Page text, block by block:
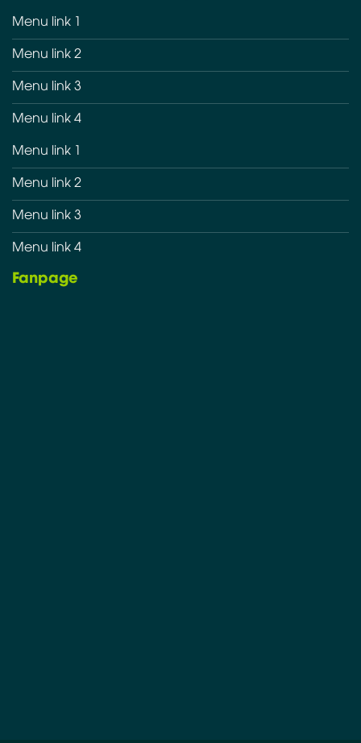
Menu link 1
Menu link 2
Menu link 3
Menu link 4
Menu link 1
Menu link 2
Menu link 3
Menu link 4
Fanpage